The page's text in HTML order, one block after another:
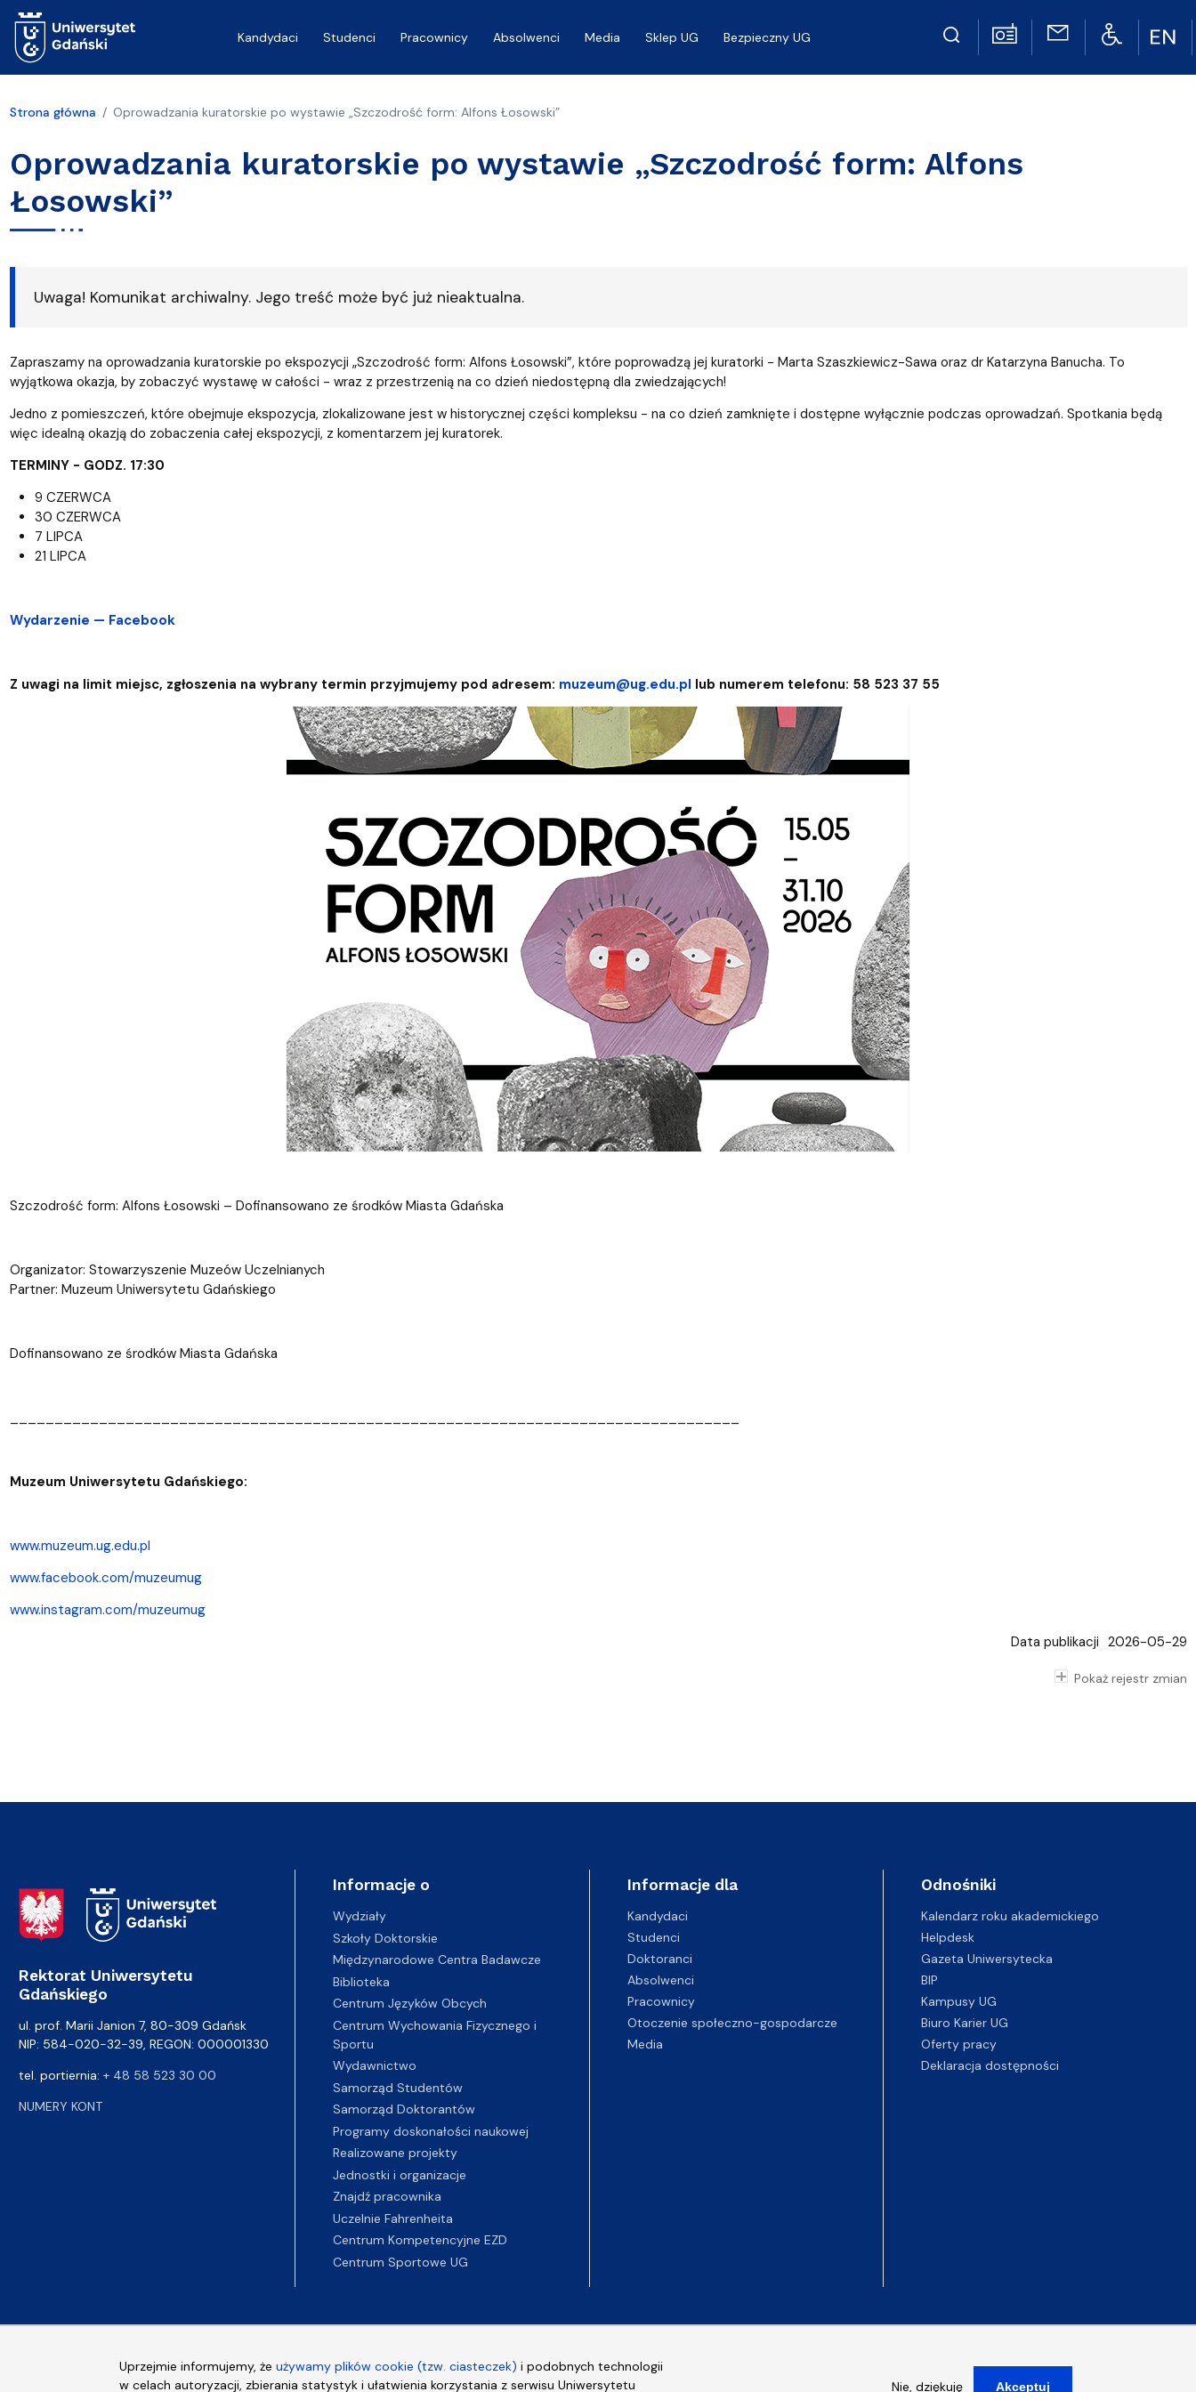
Uprzejmie informujemy, żeużywamy plików cookie (tzw. ciasteczek) i podobnych technologii
w celach autoryzacji, zbierania statystyk i ułatwienia korzystania z serwisu Uniwersytetu
Nie, dziękuję Akceptuj
Kandydaci
Studenci Pracownicy Absolwenci Media Sklep UG Bezpieczny UG
Strona główna Oprowadzania kuratorskie po wystawie „Szczodrość form: Alfons Łosowski”
Oprowadzania kuratorskie po wystawie „Szczodrość form: Alfons
Łosowski”
Uwaga! Komunikat archiwalny. Jego treść może być już nieaktualna.
Zapraszamy na oprowadzania kuratorskie po ekspozycji „Szczodrość form: Alfons Łosowski”, które poprowadzą jej kuratorki - Marta Szaszkiewicz-Sawa oraz dr Katarzyna Banucha. To
wyjątkowa okazja, by zobaczyć wystawę w całości - wraz z przestrzenią na co dzień niedostępną dla zwiedzających!
Jedno z pomieszczeń, które obejmuje ekspozycja, zlokalizowane jest w historycznej części kompleksu - na co dzień zamknięte i dostępne wyłącznie podczas oprowadzań. Spotkania będą
więc idealną okazją do zobaczenia całej ekspozycji, z komentarzem jej kuratorek.
TERMINY - GODZ. 17:30
9 CZERWCA
30 CZERWCA
7 LIPCA
21 LIPCA
Wydarzenie — Facebook
Z uwagi na limit miejsc, zgłoszenia na wybrany termin przyjmujemy pod adresem: muzeum@ug.edu.pl lub numerem telefonu: 58 523 37 55
Szczodrość form: Alfons Łosowski – Dofinansowano ze środków Miasta Gdańska
Organizator: Stowarzyszenie Muzeów Uczelnianych
Partner: Muzeum Uniwersytetu Gdańskiego
Dofinansowano ze środków Miasta Gdańska
Muzeum Uniwersytetu Gdańskiego:
www.muzeum.ug.edu.pl
www.facebook.com/muzeumug
www.instagram.com/muzeumug
Data publikacji 2026-05-29
Pokaż rejestr zmian
Adres Rektoratu
Rektorat Uniwersytetu
Gdańskiego
ul. prof. Marii Janion 7, 80-309 Gdańsk
NIP: 584-020-32-39, REGON: 000001330
tel. portiernia: + 48 58 523 30 00
NUMERY KONT
Informacje o
Wydziały
Szkoły Doktorskie
Międzynarodowe Centra Badawcze
Biblioteka
Centrum Języków Obcych
Centrum Wychowania Fizycznego i
Sportu
Wydawnictwo
Samorząd Studentów
Samorząd Doktorantów
Programy doskonałości naukowej
Realizowane projekty
Jednostki i organizacje
Znajdź pracownika
Uczelnie Fahrenheita
Centrum Kompetencyjne EZD
Centrum Sportowe UG
Informacje dla
Kandydaci
Studenci
Doktoranci
Absolwenci
Pracownicy
Otoczenie społeczno-gospodarcze
Media
Odnośniki
Kalendarz roku akademickiego
Helpdesk
Gazeta Uniwersytecka
BIP
Kampusy UG
Biuro Karier UG
Oferty pracy
Deklaracja dostępności